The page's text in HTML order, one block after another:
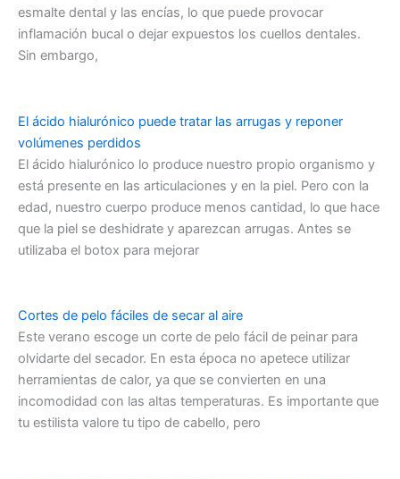
esmalte dental y las encías, lo que puede provocar
inflamación bucal o dejar expuestos los cuellos dentales.
Sin embargo,
El ácido hialurónico puede tratar las arrugas y reponer
volúmenes perdidos
El ácido hialurónico lo produce nuestro propio organismo y
está presente en las articulaciones y en la piel. Pero con la
edad, nuestro cuerpo produce menos cantidad, lo que hace
que la piel se deshidrate y aparezcan arrugas. Antes se
utilizaba el botox para mejorar
Cortes de pelo fáciles de secar al aire
Este verano escoge un corte de pelo fácil de peinar para
olvidarte del secador. En esta época no apetece utilizar
herramientas de calor, ya que se convierten en una
incomodidad con las altas temperaturas. Es importante que
tu estilista valore tu tipo de cabello, pero